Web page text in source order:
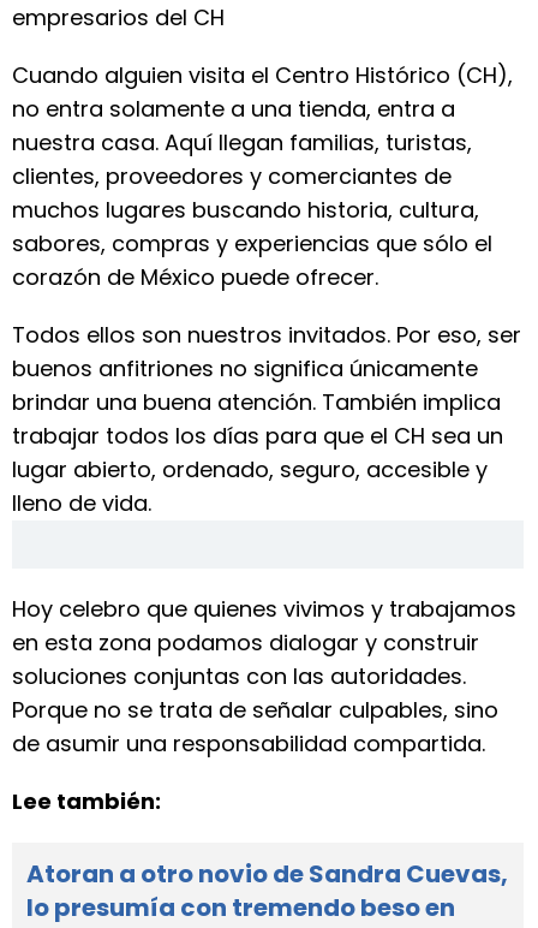
empresarios del CH
Cuando alguien visita el Centro Histórico (CH),
no entra solamente a una tienda, entra a
nuestra casa. Aquí llegan familias, turistas,
clientes, proveedores y comerciantes de
muchos lugares buscando historia, cultura,
sabores, compras y experiencias que sólo el
corazón de México puede ofrecer.
Todos ellos son nuestros invitados. Por eso, ser
buenos anfitriones no significa únicamente
brindar una buena atención. También implica
trabajar todos los días para que el CH sea un
lugar abierto, ordenado, seguro, accesible y
lleno de vida.
Hoy celebro que quienes vivimos y trabajamos
en esta zona podamos dialogar y construir
soluciones conjuntas con las autoridades.
Porque no se trata de señalar culpables, sino
de asumir una responsabilidad compartida.
Lee también:
Atoran a otro novio de Sandra Cuevas,
lo presumía con tremendo beso en